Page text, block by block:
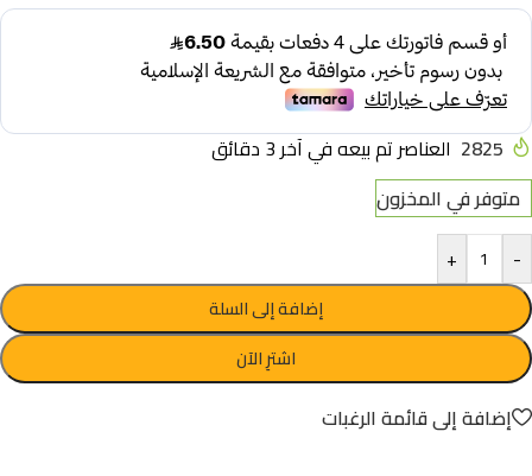
2825 العناصر تم بيعه في آخر 3 دقائق
متوفر في المخزون
-
+
إضافة إلى السلة
اشترِ الآن
إضافة إلى قائمة الرغبات